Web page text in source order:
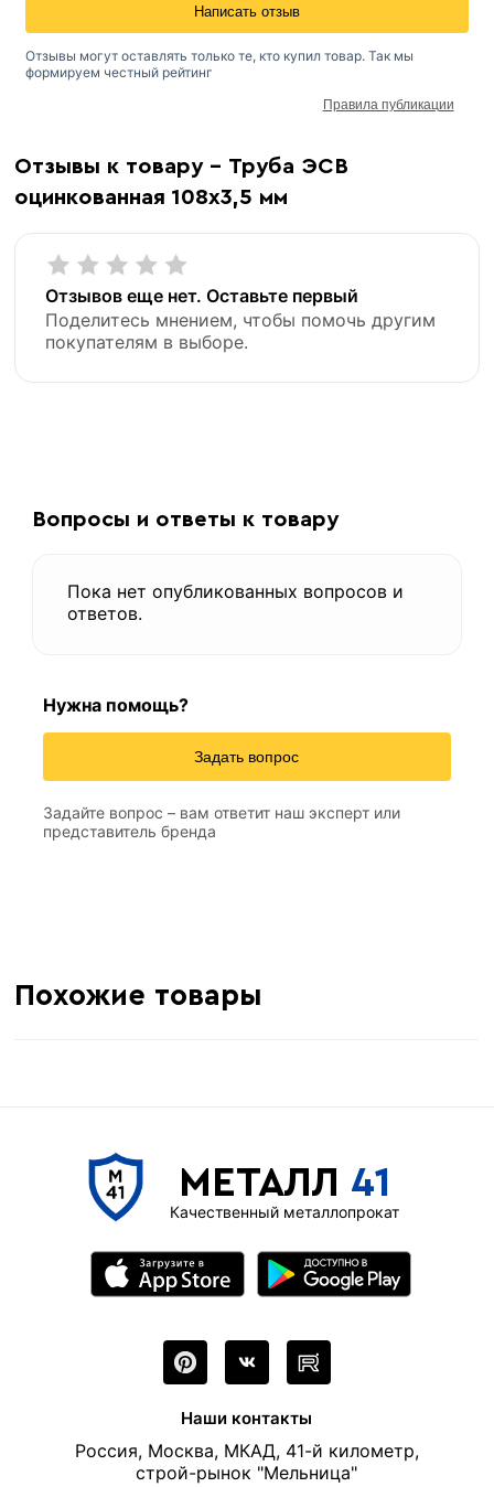
Отзывы к товару - Труба ЭСВ
оцинкованная 108х3,5 мм
Отзывов еще нет. Оставьте первый
Поделитесь мнением, чтобы помочь другим
покупателям в выборе.
Написать отзыв
Отзывы могут оставлять только те, кто купил товар. Так мы
формируем честный рейтинг
Правила публикации
Вопросы и ответы к товару
Пока нет опубликованных вопросов и
ответов.
Нужна помощь?
Задать вопрос
Задайте вопрос – вам ответит наш эксперт или
представитель бренда
Похожие товары
МЕТАЛЛ 41
Качественный металлопрокат
Наши контакты
Россия, Москва, МКАД, 41-й километр,
строй-рынок "Мельница"